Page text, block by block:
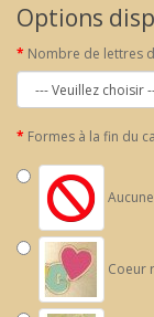
Options
Nombre de lettres
Formes à la fin du
Coeur